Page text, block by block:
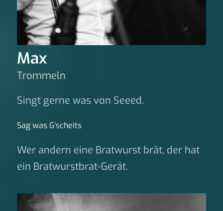
Max
Trommeln
Singt gerne was von Seeed.
Sag was G‘scheits
Wer andern eine Bratwurst brät, der hat
ein Bratwurstbrat-Gerät.